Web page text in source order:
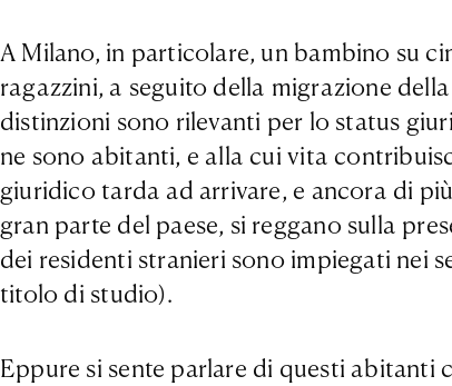
A Milano, in particolare, un bambino su
ragazzini, a seguito della migrazione
distinzioni sono rilevanti per lo status
ne sono abitanti, e alla cui vita
giuridico tarda ad arrivare, e ancora di
gran parte del paese, si reggano sulla
dei residenti stranieri sono impiegati nei
titolo di studio).
Eppure si sente parlare di questi